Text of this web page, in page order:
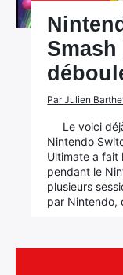
Par Julien
Le voici
Nintendo
Ultimate a fait
pendant le
plusieurs
par Nintendo,